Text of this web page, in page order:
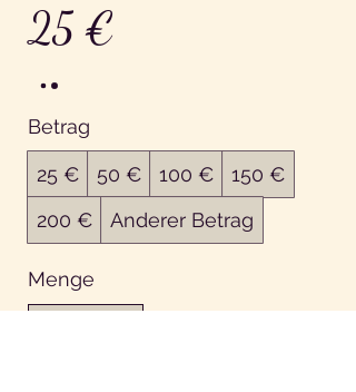
25 €
Betrag
25 € 50 € 100 €
150 €
200 €
Anderer Betrag
Menge